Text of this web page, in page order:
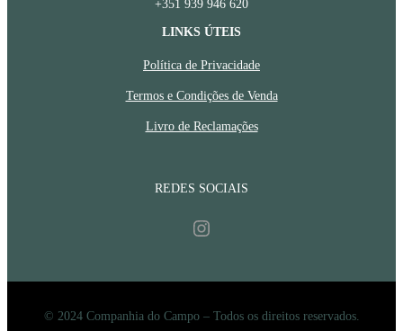
LINKS ÚTEIS
Política de Privacidade
Termos e Condições de Venda
Livro de Reclamações
REDES SOCIAIS
Instagram
+351 939 946 620
© 2024 Companhia do Campo – Todos os direitos reservados.